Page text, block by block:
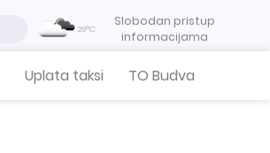
29°C
Slobodan pristup
informacijama
Uplata taksi TO Budva